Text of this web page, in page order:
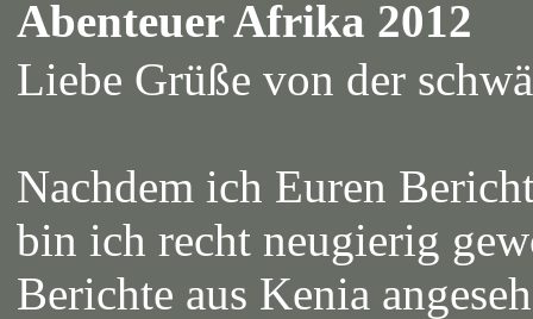
Abenteuer Afrika 2012
Liebe Grüße von der
Nachdem ich Euren
bin ich recht neugierig
Berichte aus Kenia